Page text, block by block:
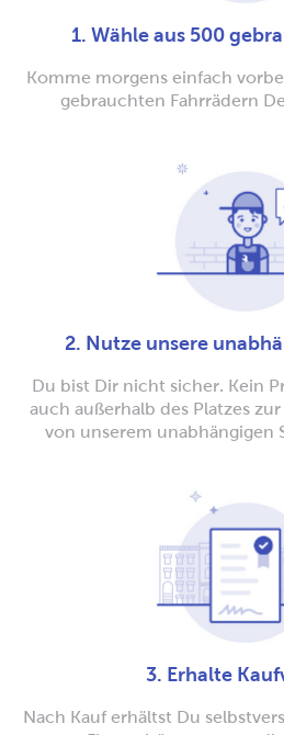
1. Wähle aus 500
Komme morgens einfach
gebrauchten Fahrrädern
2. Nutze unsere
Du bist Dir nicht sicher. Kein
auch außerhalb des Platzes
von unserem unabhängigen
3. Erhalte
Nach Kauf erhältst Du